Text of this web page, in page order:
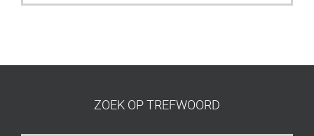
naar:
ZOEK OP TREFWOORD